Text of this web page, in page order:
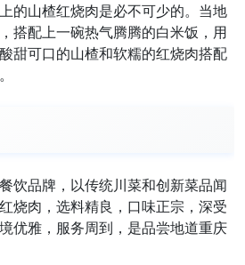
的山楂红烧肉是必不可少的。当地
搭配上一碗热气腾腾的白米饭，用
甜可口的山楂和软糯的红烧肉搭配
饮品牌，以传统川菜和创新菜品闻
烧肉，选料精良，口味正宗，深受
优雅，服务周到，是品尝地道重庆